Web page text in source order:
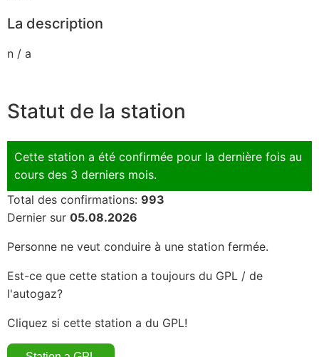
La description
n / a
Statut de la station
Cette station a été confirmée pour la dernière fois au
cours des 3 derniers mois.
Total des confirmations: 993
Dernier sur 05.08.2026
Personne ne veut conduire à une station fermée.
Est-ce que cette station a toujours du GPL / de
l'autogaz?
Cliquez si cette station a du GPL!